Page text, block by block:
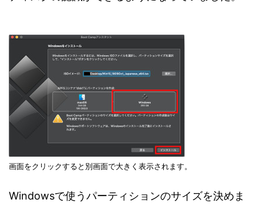
画面をクリックすると別画面で大きく表示されます。
Windowsで使うパーティションのサイズを決めま